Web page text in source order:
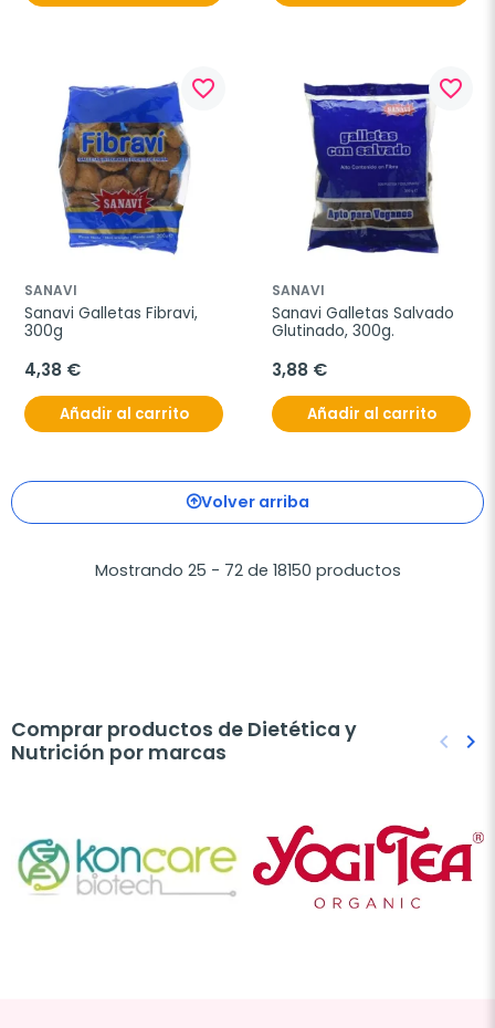
favorite_border
SANAVI
Sanavi Galletas Fibravi,
300g
4,38 €
Añadir al carrito
favorite_border
SANAVI
Sanavi Galletas Salvado
Glutinado, 300g.
3,88 €
Añadir al carrito
Volver arriba
Mostrando 25 - 72 de 18150 productos
Comprar productos de Dietética y
Nutrición por marcas
keyboard_arrow_left keyboard_arrow_right